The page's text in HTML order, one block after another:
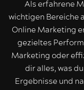
Als erfahrene
wichtigen Bereiche
Online Marketing
gezieltes
Marketing oder
dir alles, was
Ergebnisse und